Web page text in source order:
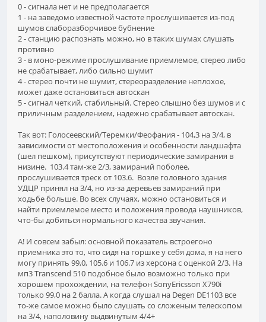
0 - сигнала нет и не предполагается
1 - на заведомо известной частоте прослушивается из-под
шумов слаборазборчивое бубнение
2 - станцию распознать можно, но в таких шумах слушать
противно
3 - в моно-режиме прослушивание приемлемое, стерео либо
не срабатывает, либо сильно шумит
4 - стерео почти не шумит, стереоразделение неплохое,
может даже остановиться автоскан
5 - сигнал четкий, стабильный. Стерео слышно без шумов и с
приличным разделением, надежно срабатывает автоскан.
Так вот: Голосеевский/Теремки/Феофания - 104,3 на 3/4, в
зависимости от местоположения и особенности ландшафта
(шел пешком), присутствуют периодические замирания в
низине. 103.4 там-же 2/3, замираний поболее,
прослушивается треск от 103.6. Возле головного здания
УДЦР принял на 3/4, но из-за деревьев замираний при
ходьбе больше. Во всех случаях, можно остановиться и
найти приемлемое место и положения провода наушников,
что-бы добиться нормального качества звучания.
А! И совсем забыл: основной показатель встроегоно
приемника это то, что сидя на горшке у себя дома, я на него
могу принять 99,0, 105.6 и 106.7 из херсона c оценкой 2/3. На
мп3 Transcend 510 подобное было возможно только при
хорошем прохождении, на телефон SonyEricsson X790i
только 99,0 на 2 балла. А когда слушал на Degen DE1103 все
то-же самое можно было слушать со сложеным телескопом
на 3/4, наполовину выдвинутым 4/4+